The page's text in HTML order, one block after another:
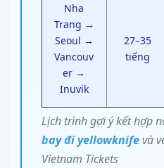
Lịch trình gợi ý kết hợp
bay đi yellowknifevà
Vietnam Tickets
Nha
Trang →
Seoul →
Vancouv
er →
Inuvik
27–35
tiếng